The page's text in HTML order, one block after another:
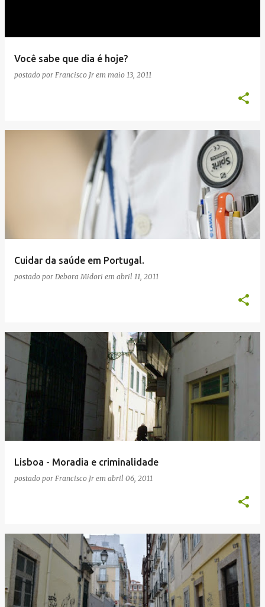
Você sabe que dia é hoje?
postado por Francisco Jr em maio 13, 2011
Cuidar da saúde em Portugal.
postado por Debora Midori em abril 11, 2011
Lisboa - Moradia e criminalidade
postado por Francisco Jr em abril 06, 2011